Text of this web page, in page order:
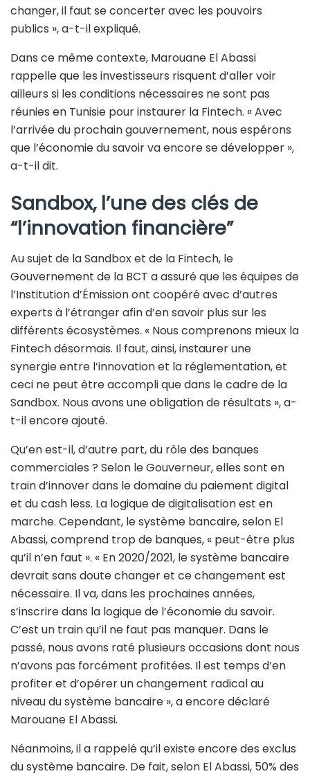
changer, il faut se concerter avec les pouvoirs
publics », a-t-il expliqué.
Dans ce même contexte, Marouane El Abassi
rappelle que les investisseurs risquent d’aller voir
ailleurs si les conditions nécessaires ne sont pas
réunies en Tunisie pour instaurer la Fintech. « Avec
l’arrivée du prochain gouvernement, nous espérons
que l’économie du savoir va encore se développer »,
a-t-il dit.
Sandbox, l’une des clés de
“l’innovation financière”
Au sujet de la Sandbox et de la Fintech, le
Gouvernement de la BCT a assuré que les équipes de
l’Institution d’Émission ont coopéré avec d’autres
experts à l’étranger afin d’en savoir plus sur les
différents écosystèmes. « Nous comprenons mieux la
Fintech désormais. Il faut, ainsi, instaurer une
synergie entre l’innovation et la réglementation, et
ceci ne peut être accompli que dans le cadre de la
Sandbox. Nous avons une obligation de résultats », a-
t-il encore ajouté.
Qu’en est-il, d’autre part, du rôle des banques
commerciales ? Selon le Gouverneur, elles sont en
train d’innover dans le domaine du paiement digital
et du cash less. La logique de digitalisation est en
marche. Cependant, le système bancaire, selon El
Abassi, comprend trop de banques, « peut-être plus
qu’il n’en faut ». « En 2020/2021, le système bancaire
devrait sans doute changer et ce changement est
nécessaire. Il va, dans les prochaines années,
s’inscrire dans la logique de l’économie du savoir.
C’est un train qu’il ne faut pas manquer. Dans le
passé, nous avons raté plusieurs occasions dont nous
n’avons pas forcément profitées. Il est temps d’en
profiter et d’opérer un changement radical au
niveau du système bancaire », a encore déclaré
Marouane El Abassi.
Néanmoins, il a rappelé qu’il existe encore des exclus
du système bancaire. De fait, selon El Abassi, 50% des